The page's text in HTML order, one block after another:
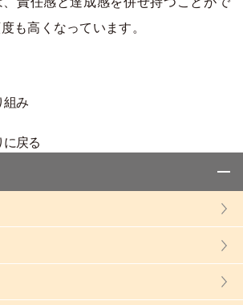
も高くなっています。
組み
に戻る